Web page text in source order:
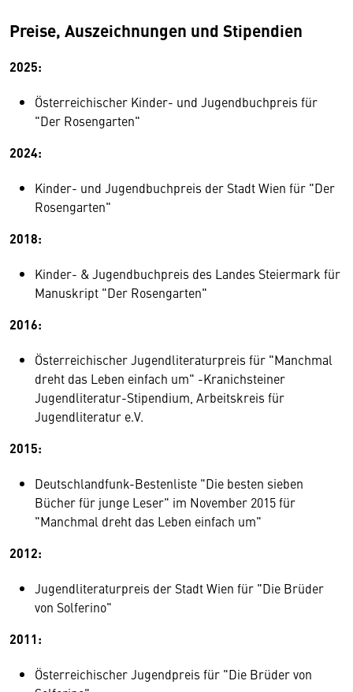
Preise, Auszeichnungen und Stipendien
2025:
Österreichischer Kinder- und Jugendbuchpreis für
"Der Rosengarten"
2024:
Kinder- und Jugendbuchpreis der Stadt Wien für "Der
Rosengarten"
2018:
Kinder- & Jugendbuchpreis des Landes Steiermark für
Manuskript "Der Rosengarten"
2016:
Österreichischer Jugendliteraturpreis für "Manchmal
dreht das Leben einfach um" -Kranichsteiner
Jugendliteratur-Stipendium, Arbeitskreis für
Jugendliteratur e.V.
2015:
Deutschlandfunk-Bestenliste "Die besten sieben
Bücher für junge Leser" im November 2015 für
"Manchmal dreht das Leben einfach um"
2012:
Jugendliteraturpreis der Stadt Wien für "Die Brüder
von Solferino"
2011:
Österreichischer Jugendpreis für "Die Brüder von